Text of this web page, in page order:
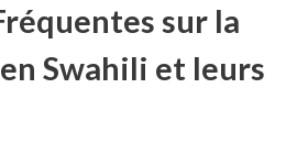
sur la
Swahili et leurs